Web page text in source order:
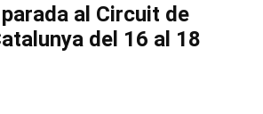
al Circuit de
del 16 al 18